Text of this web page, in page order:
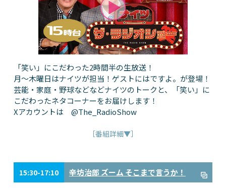
「笑い」にこだわった2時間半の生放送！
月～木曜日はナイツが担当！ゲストにはですよ。が登場！
芸能・家庭・野球などなどナイツのトークと、「笑い」に
こだわったネタコーナーをお届けします！
Xアカウントは @The_RadioShow
［番組詳細▼］
15:30-17:10 辛坊治郎 ズーム そこまで言うか！